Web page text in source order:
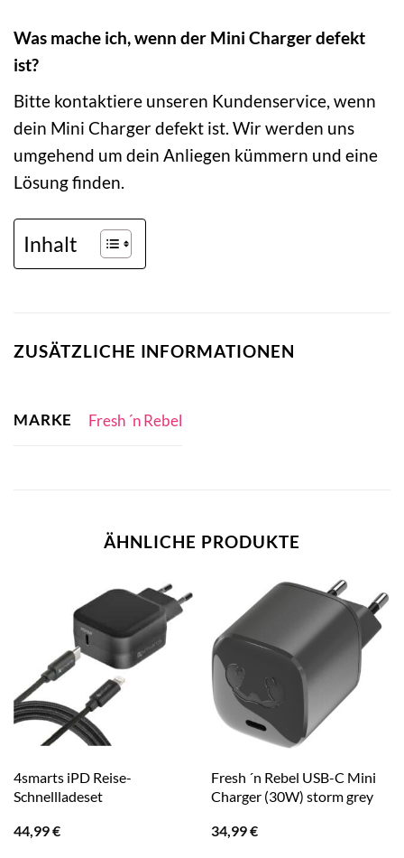
Was mache ich, wenn der Mini Charger defekt
ist?
Bitte kontaktiere unseren Kundenservice, wenn
dein Mini Charger defekt ist. Wir werden uns
umgehend um dein Anliegen kümmern und eine
Lösung finden.
Inhalt
ZUSÄTZLICHE INFORMATIONEN
MARKE Fresh ´n Rebel
ÄHNLICHE PRODUKTE
4smarts iPD Reise-
Schnellladeset
44,99€
Fresh ´n Rebel USB-C Mini
Charger (30W) storm grey
34,99€